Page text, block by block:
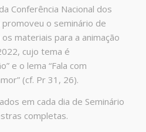
Conferência Nacional dos
promoveu o seminário de
materiais para a animação
cujo tema é
e o lema “Fala com
(cf. Pr 31, 26).
em cada dia de Seminário
completas.